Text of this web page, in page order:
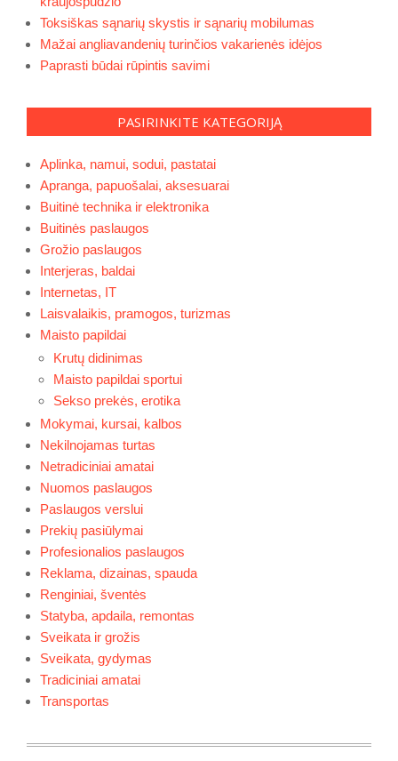
Toksiškas sąnarių skystis ir sąnarių mobilumas
Mažai angliavandenių turinčios vakarienės idėjos
Paprasti būdai rūpintis savimi
PASIRINKITE KATEGORIJĄ
Aplinka, namui, sodui, pastatai
Apranga, papuošalai, aksesuarai
Buitinė technika ir elektronika
Buitinės paslaugos
Grožio paslaugos
Interjeras, baldai
Internetas, IT
Laisvalaikis, pramogos, turizmas
Maisto papildai
Krutų didinimas
Maisto papildai sportui
Sekso prekės, erotika
Mokymai, kursai, kalbos
Nekilnojamas turtas
Netradiciniai amatai
Nuomos paslaugos
Paslaugos verslui
Prekių pasiūlymai
Profesionalios paslaugos
Reklama, dizainas, spauda
Renginiai, šventės
Statyba, apdaila, remontas
Sveikata ir grožis
Sveikata, gydymas
Tradiciniai amatai
Transportas